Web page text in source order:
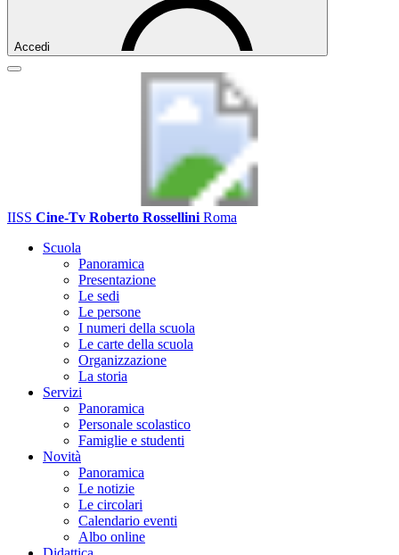
Accedi
IISS Cine-Tv Roberto Rossellini Roma
Scuola
Panoramica
Presentazione
Le sedi
Le persone
I numeri della scuola
Le carte della scuola
Organizzazione
La storia
Servizi
Panoramica
Personale scolastico
Famiglie e studenti
Novità
Panoramica
Le notizie
Le circolari
Calendario eventi
Albo online